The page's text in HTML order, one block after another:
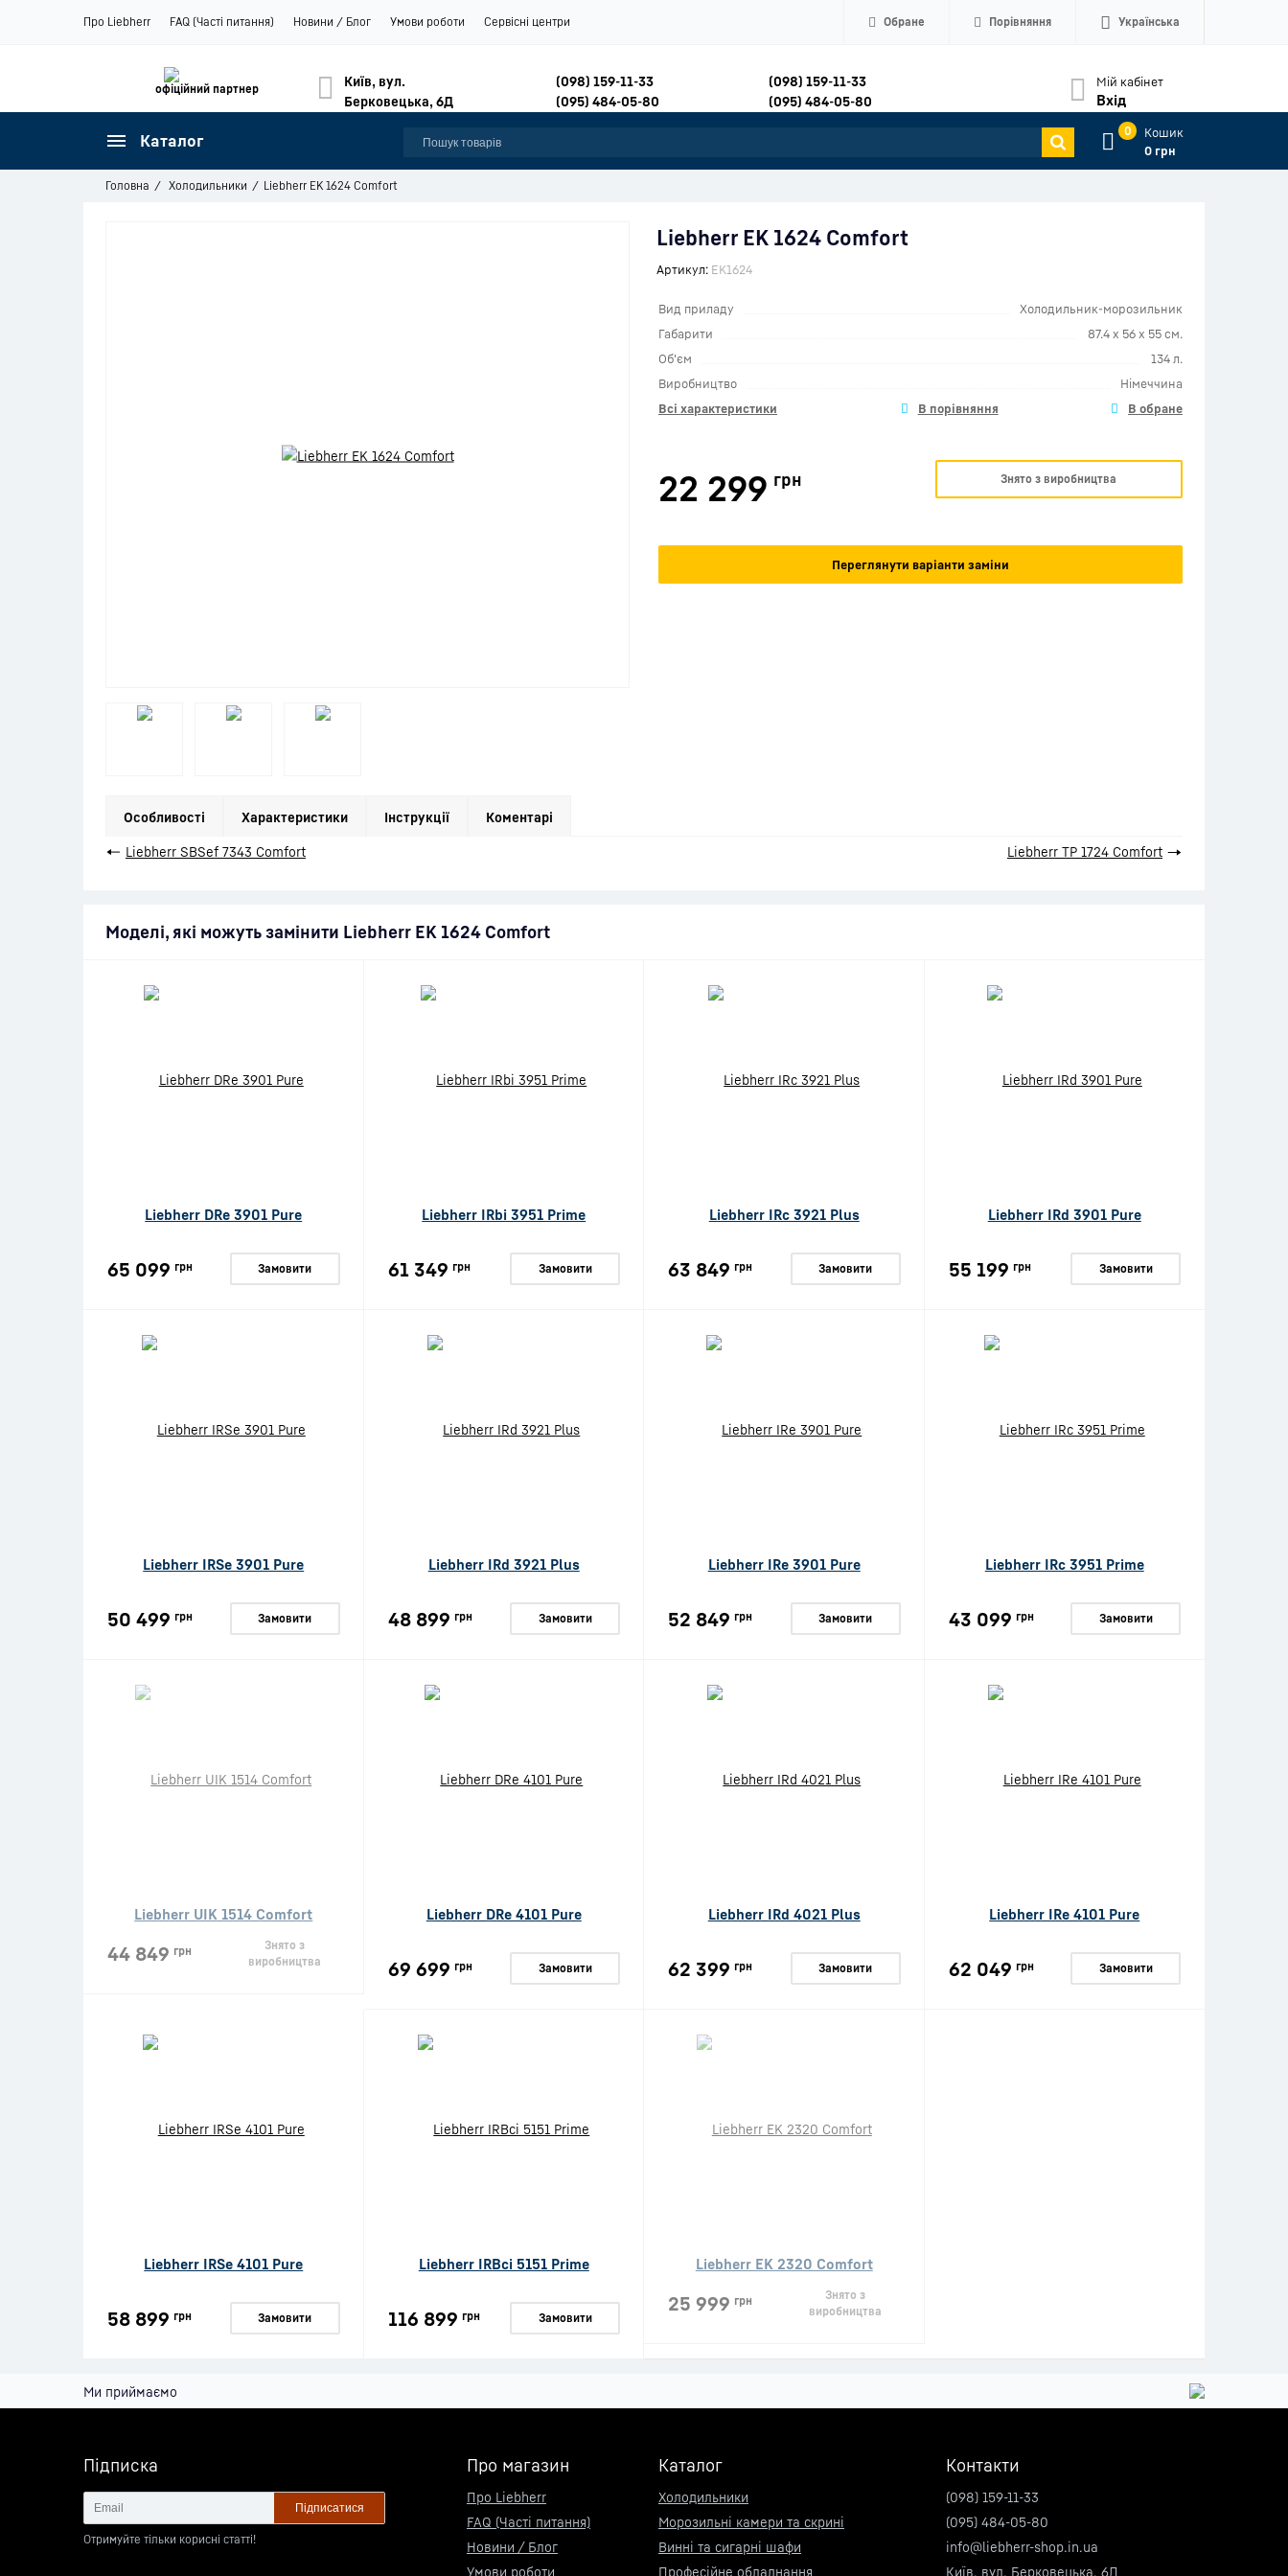
Про Liebherr FAQ (Часті питання) Новини / Блог Умови роботи Сервісні центри Обране Порівняння Українська
офіційний партнер Мій кабінет
Вхід
Київ, вул.
Берковецька, 6Д
(098) 159-11-33
(095) 484-05-80
(098) 159-11-33
(095) 484-05-80
0
Кошик
0 грн
Каталог
Головна Холодильники Liebherr EK 1624 Comfort
Liebherr EK 1624 Comfort
Артикул: EK1624
Вид приладу
Холодильник-морозильник
Габарити
87.4 х 56 х 55 см.
Об'єм
134 л.
Виробництво
Німеччина
Всі характеристики
22 299 грн Знято з виробництва
Переглянути варіанти заміни
Особливості Характеристики Інструкції Коментарі
← Liebherr SBSef 7343 Comfort Liebherr TP 1724 Comfort →
Моделі, які можуть замінити Liebherr EK 1624 Comfort
Liebherr DRe 3901 Pure
65 099 грн Замовити
Liebherr IRbi 3951 Prime
61 349 грн Замовити
Liebherr IRc 3921 Plus
63 849 грн Замовити
Liebherr IRd 3901 Pure
55 199 грн Замовити
Liebherr IRSe 3901 Pure
50 499 грн Замовити
Liebherr IRd 3921 Plus
48 899 грн Замовити
Liebherr IRe 3901 Pure
52 849 грн Замовити
Liebherr IRc 3951 Prime
43 099 грн Замовити
Liebherr UIK 1514 Comfort
44 849 грн
Знято з
виробництва
Liebherr DRe 4101 Pure
69 699 грн Замовити
Liebherr IRd 4021 Plus
62 399 грн Замовити
Liebherr IRe 4101 Pure
62 049 грн Замовити
Liebherr IRSe 4101 Pure
58 899 грн Замовити
Liebherr IRBci 5151 Prime
116 899 грн Замовити
Liebherr EK 2320 Comfort
25 999 грн
Знято з
виробництва
Ми приймаємо
Підписка
Підписатися
Отримуйте тільки корисні статті!
Про магазин
Про Liebherr
FAQ (Часті питання)
Новини / Блог
Умови роботи
Каталог
Холодильники
Морозильні камери та скрині
Винні та сигарні шафи
Професійне обладнання
Контакти
(098) 159-11-33
(095) 484-05-80
info@liebherr-shop.in.ua
Київ, вул. Берковецька, 6Д